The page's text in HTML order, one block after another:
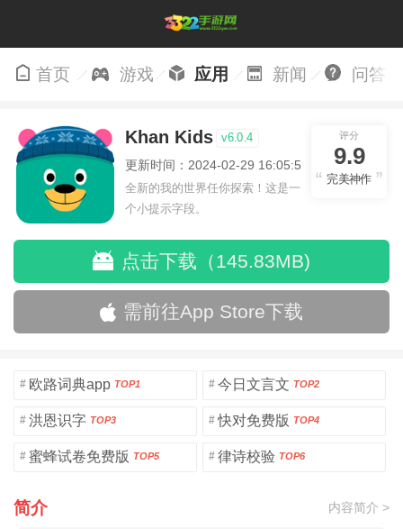
首页 游戏 应用 新闻 问答
Khan Kids v6.0.4
更新时间：2024-02-29 16:05:54
全新的我的世界任你探索！这是一
个小提示字段。
评分
9.9
完美神作
点击下载（145.83MB)
需前往App Store下载
# 欧路词典app TOP1 # 今日文言文 TOP2
# 洪恩识字 TOP3 # 快对免费版 TOP4
# 蜜蜂试卷免费版 TOP5 # 律诗校验 TOP6
简介 内容简介 >